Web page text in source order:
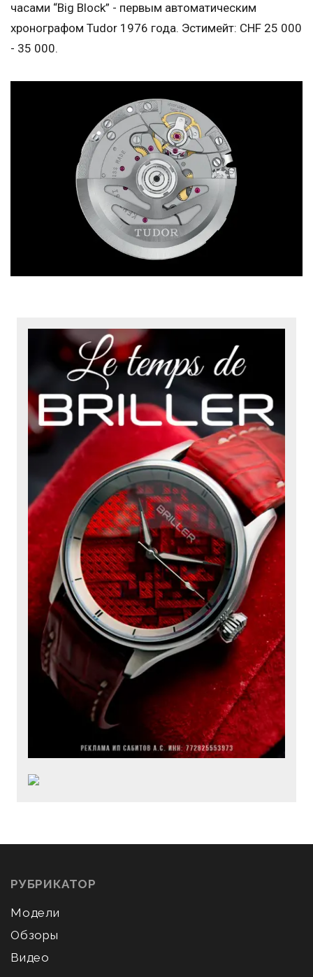
часами “Big Block” - первым автоматическим
хронографом Tudor 1976 года. Эстимейт: CHF 25 000
- 35 000.
РУБРИКАТОР
Модели
Обзоры
Видео